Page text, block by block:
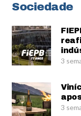
Sociedade
3
3